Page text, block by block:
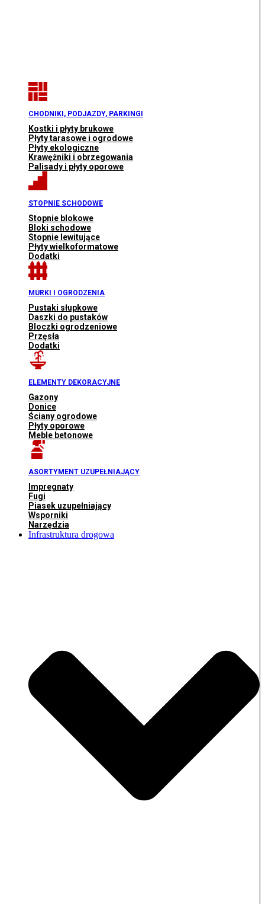
CHODNIKI, PODJAZDY, PARKINGI
Kostki i płyty brukowe
Płyty tarasowe i ogrodowe
Płyty ekologiczne
Krawężniki i obrzegowania
Palisady i płyty oporowe
STOPNIE SCHODOWE
Stopnie blokowe
Bloki schodowe
Stopnie lewitujące
Płyty wielkoformatowe
Dodatki
MURKI I OGRODZENIA
Pustaki słupkowe
Daszki do pustaków
Bloczki ogrodzeniowe
Przęsła
Dodatki
ELEMENTY DEKORACYJNE
Gazony
Donice
Ściany ogrodowe
Płyty oporowe
Meble betonowe
ASORTYMENT UZUPEŁNIAJĄCY
Impregnaty
Fugi
Piasek uzupełniający
Wsporniki
Narzędzia
Infrastruktura drogowa